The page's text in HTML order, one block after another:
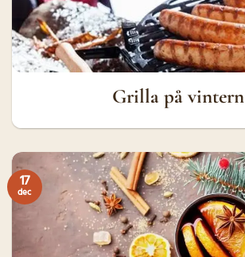
Grilla på vintern
17
dec